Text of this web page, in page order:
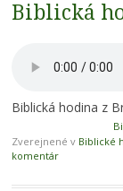
Biblická
Biblická hodina z
Zverejnené v Biblické
komentár